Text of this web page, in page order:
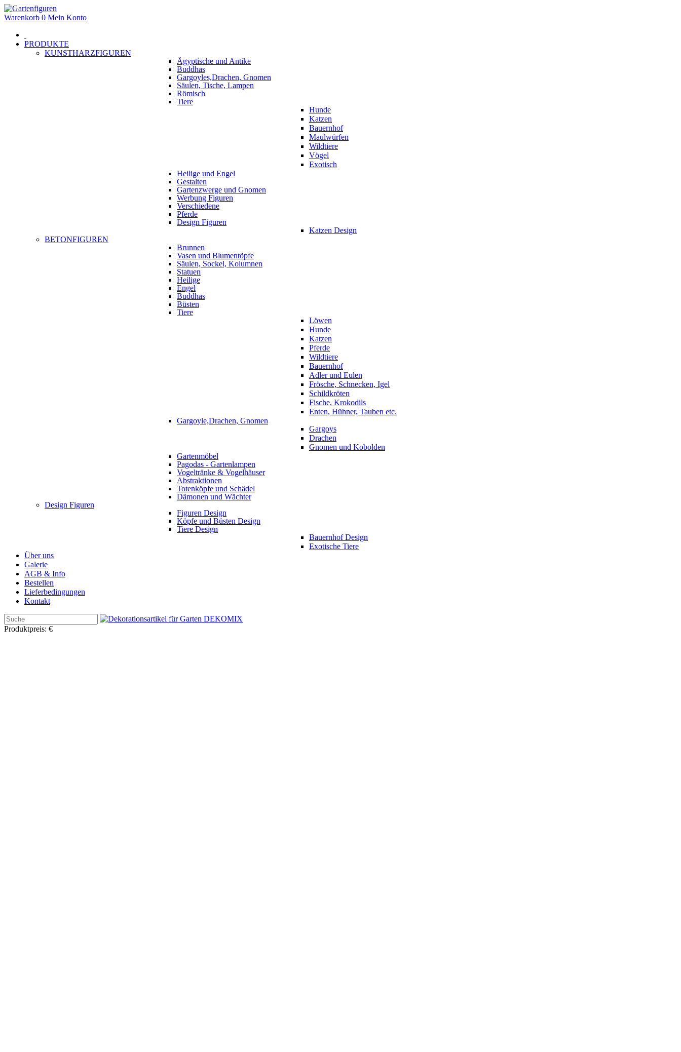
Warenkorb 0 Mein Konto
PRODUKTE
KUNSTHARZFIGUREN
Ägyptische und Antike
Buddhas
Gargoyles,Drachen, Gnomen
Säulen, Tische, Lampen
Römisch
Tiere
Hunde
Katzen
Bauernhof
Maulwürfen
Wildtiere
Vögel
Exotisch
Heilige und Engel
Gestalten
Gartenzwerge und Gnomen
Werbung Figuren
Verschiedene
Pferde
Design Figuren
Katzen Design
BETONFIGUREN
Brunnen
Vasen und Blumentöpfe
Säulen, Sockel, Kolumnen
Statuen
Heilige
Engel
Buddhas
Büsten
Tiere
Löwen
Hunde
Katzen
Pferde
Wildtiere
Bauernhof
Adler und Eulen
Frösche, Schnecken, Igel
Schildkröten
Fische, Krokodils
Enten, Hühner, Tauben etc.
Gargoyle,Drachen, Gnomen
Gargoys
Drachen
Gnomen und Kobolden
Gartenmöbel
Pagodas - Gartenlampen
Vogeltränke & Vogelhäuser
Abstraktionen
Totenköpfe und Schädel
Dämonen und Wächter
Design Figuren
Figuren Design
Köpfe und Büsten Design
Tiere Design
Bauernhof Design
Exotische Tiere
Über uns
Galerie
AGB & Info
Bestellen
Lieferbedingungen
Kontakt
Produktpreis: €